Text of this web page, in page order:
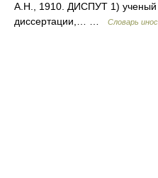
А.Н., 1910. ДИСПУТ 1) ученый
диссертации,… …
Словарь